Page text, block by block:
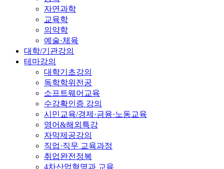
자연과학
교육학
의약학
예술·체육
대학/기관강의
테마강의
대학기초강의
독학학위전공
소프트웨어교육
수강확인증 강의
시민교육/경제·금융·노동교육
영어&해외특강
자막제공강의
직업·직무 교육과정
취업완전정복
4차산업혁명과 교육